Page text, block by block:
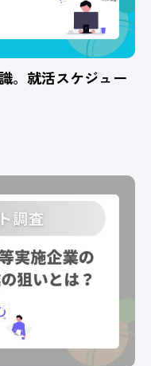
。就活スケジュー